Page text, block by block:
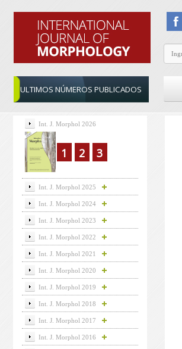
ULTIMOS NÚMEROS PUBLICADOS
Int. J. Morphol 2026
1 2 3
Int. J. Morphol 2025
Int. J. Morphol 2024
Int. J. Morphol 2023
Int. J. Morphol 2022
Int. J. Morphol 2021
Int. J. Morphol 2020
Int. J. Morphol 2019
Int. J. Morphol 2018
Int. J. Morphol 2017
Int. J. Morphol 2016